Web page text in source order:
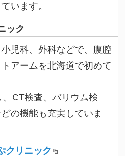
います。
ック
児科、外科などで、腹腔
アームを北海道で初めて
CT検査、バリウム検
の機能も充実していま
クリニック